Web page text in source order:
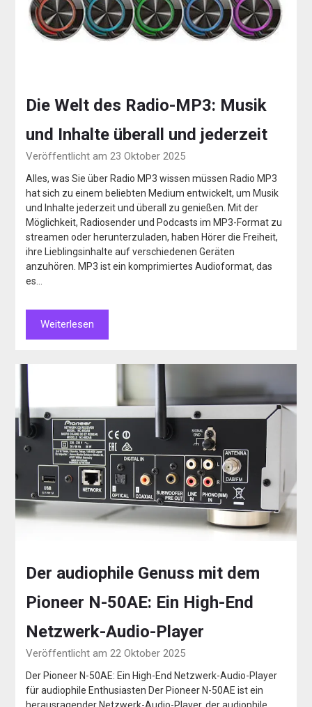
Die Welt des Radio-MP3: Musik
und Inhalte überall und jederzeit
Veröffentlicht am 23 Oktober 2025
Alles, was Sie über Radio MP3 wissen müssen Radio MP3
hat sich zu einem beliebten Medium entwickelt, um Musik
und Inhalte jederzeit und überall zu genießen. Mit der
Möglichkeit, Radiosender und Podcasts im MP3-Format zu
streamen oder herunterzuladen, haben Hörer die Freiheit,
ihre Lieblingsinhalte auf verschiedenen Geräten
anzuhören. MP3 ist ein komprimiertes Audioformat, das
es…
Weiterlesen
Der audiophile Genuss mit dem
Pioneer N-50AE: Ein High-End
Netzwerk-Audio-Player
Veröffentlicht am 22 Oktober 2025
Der Pioneer N-50AE: Ein High-End Netzwerk-Audio-Player
für audiophile Enthusiasten Der Pioneer N-50AE ist ein